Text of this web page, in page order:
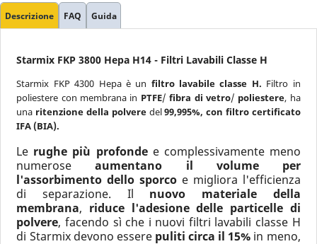
Descrizione FAQ Guida
Starmix FKP 3800 Hepa H14 - Filtri Lavabili Classe H
Starmix FKP 4300 Hepa è un filtro lavabile classe H. Filtro in
poliestere con membrana in PTFE/fibra di vetro/ poliestere, ha
una ritenzione della polveredel99,995%, con filtro certificato
IFA (BIA).
Le rughe più profondee complessivamente meno
numerose aumentano il volume per
l'assorbimento dello sporco e migliora l'efficienza
di separazione. Il nuovo materiale della
membrana, riduce l'adesione delle particelle di
polvere, facendo sì che i nuovi filtri lavabili classe H
di Starmix devono essere puliti circa il 15% in meno,